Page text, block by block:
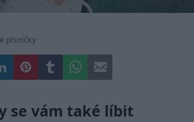
písničky
se vám také líbit